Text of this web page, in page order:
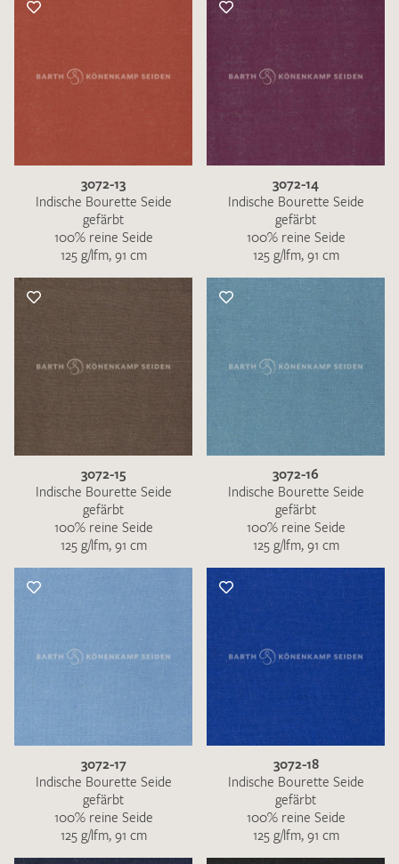
3072-13
Indische Bourette Seide
gefärbt
100% reine Seide
125 g/lfm, 91 cm
3072-14
Indische Bourette Seide
gefärbt
100% reine Seide
125 g/lfm, 91 cm
3072-15
Indische Bourette Seide
gefärbt
100% reine Seide
125 g/lfm, 91 cm
3072-16
Indische Bourette Seide
gefärbt
100% reine Seide
125 g/lfm, 91 cm
3072-17
Indische Bourette Seide
gefärbt
100% reine Seide
125 g/lfm, 91 cm
3072-18
Indische Bourette Seide
gefärbt
100% reine Seide
125 g/lfm, 91 cm